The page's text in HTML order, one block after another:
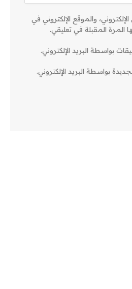
والموقع الإلكتروني في
المرة المقبلة في تعليقي.
بواسطة البريد الإلكتروني.
بواسطة البريد الإلكتروني.